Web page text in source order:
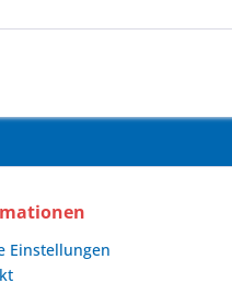
Einstellungen